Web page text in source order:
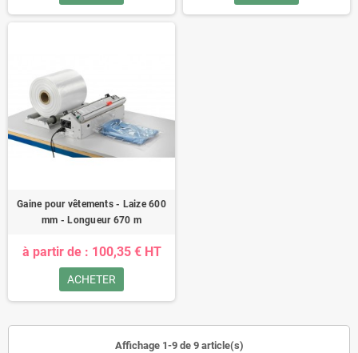
Gaine pour vêtements - Laize 600
mm - Longueur 670 m
à partir de : 100,35 € HT
ACHETER
Affichage 1-9 de 9 article(s)